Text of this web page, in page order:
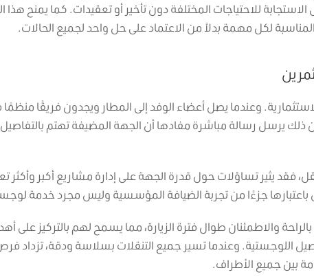
للاحتياجات المختلفة دون تأخير أو تعقيدات. كما يمنح هذا
المناسبة لكل مهمة بدلاً من الاعتماد على حل واحد لجميع الحالات.
وعندما يصل أعضاء الوفد إلى المطار ويجدون فريقًا
ذلك يرسل رسالة مباشرة مفادها أن الجهة المضيفة تهتم بالتفاصيل
فقد يثير تساؤلات حول قدرة الجهة على إدارة مشاريع أكبر وأكثر
باعتبارها جزءًا من تجربة الضيافة المؤسسية وليس مجرد خدمة
والاطمئنان طوال فترة الزيارة، مما يسمح لهم بالتركيز على
اللوجستية. وعندما تسير جميع التنقلات بسلاسة ودقة، تزداد
بين جميع الأطراف.